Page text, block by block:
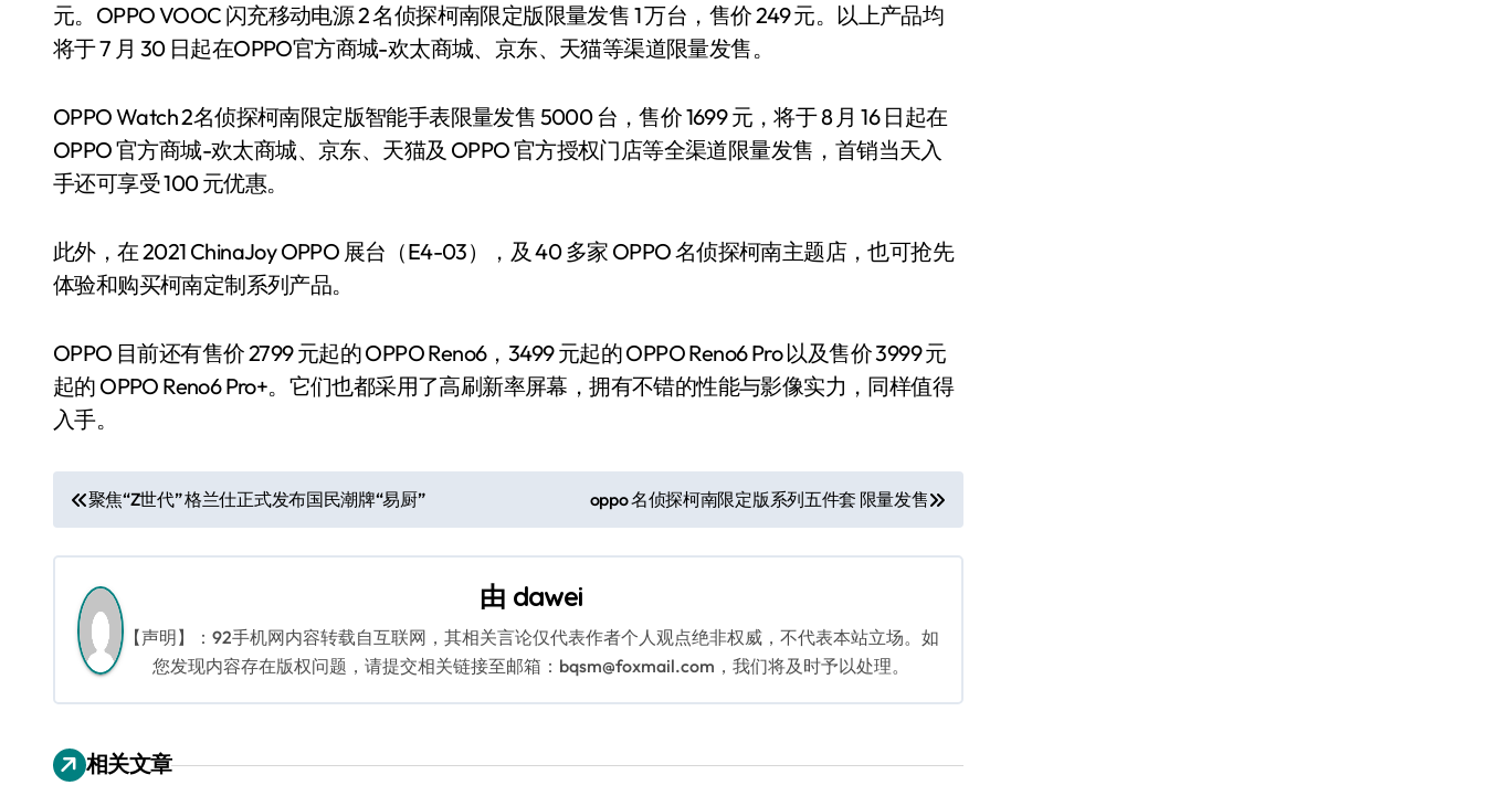
元。OPPO VOOC 闪充移动电源 2 名侦探柯南限定版限量发售 1 万台，售价 249 元。以上产品均
将于 7 月 30 日起在OPPO官方商城-欢太商城、京东、天猫等渠道限量发售。
OPPO Watch 2名侦探柯南限定版智能手表限量发售 5000 台，售价 1699 元，将于 8 月 16 日起在
OPPO 官方商城-欢太商城、京东、天猫及 OPPO 官方授权门店等全渠道限量发售，首销当天入
手还可享受 100 元优惠。
此外，在 2021 ChinaJoy OPPO 展台（E4-03），及 40 多家 OPPO 名侦探柯南主题店，也可抢先
体验和购买柯南定制系列产品。
OPPO 目前还有售价 2799 元起的 OPPO Reno6，3499 元起的 OPPO Reno6 Pro 以及售价 3999 元
起的 OPPO Reno6 Pro+。它们也都采用了高刷新率屏幕，拥有不错的性能与影像实力，同样值得
入手。
文
章
导
航
聚焦“Z世代” 格兰仕正式发布国民潮牌“易厨” oppo 名侦探柯南限定版系列五件套 限量发售
由 dawei
【声明】：92手机网内容转载自互联网，其相关言论仅代表作者个人观点绝非权威，不代表本站立场。如
您发现内容存在版权问题，请提交相关链接至邮箱：bqsm@foxmail.com，我们将及时予以处理。
相关文章